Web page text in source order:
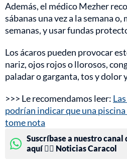
Además, el médico Mezher
sábanas una vez a la semana o,
semanas, y usar fundas
Los ácaros pueden provocar
nariz, ojos rojos o llorosos,
paladar o garganta, tos y dolor
>>> Le recomendamos leer:
podrían indicar que una
tome nota
Suscríbase a nuestro
aquí 👉🏻 Noticias Caracol